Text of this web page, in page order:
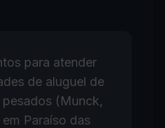
para atender
de aluguel de
(Munck,
Paraíso das